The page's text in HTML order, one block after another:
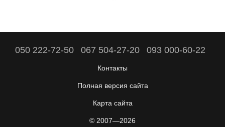
050 222-72-50 067 504-27-20 093 000-60-22
Контакты
Полная версия сайта
Карта сайта
© 2007—2026